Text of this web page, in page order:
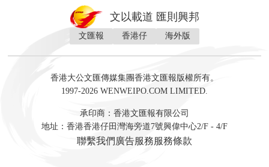
灣區人
財經 地產 投資 財評 數字經濟
訪談 直播 經湋論
藝術 文學
文以載道 匯則興邦
文匯報 香港仔 海外版
香港大公文匯傳媒集團香港文匯報版權所有。
1997-2026 WENWEIPO.COM LIMITED.
承印商：香港文匯報有限公司
地址：香港香港仔田灣海旁道7號興偉中心2/F - 4/F
聯繫我們 廣告服務服務條款